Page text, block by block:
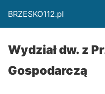
BRZESKO112.pl
Wydział dw. z
Gospodarczą